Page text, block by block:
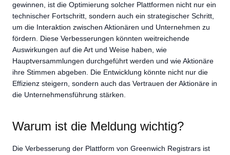
gewinnen, ist die Optimierung solcher Plattformen nicht nur ein
technischer Fortschritt, sondern auch ein strategischer Schritt,
um die Interaktion zwischen Aktionären und Unternehmen zu
fördern. Diese Verbesserungen könnten weitreichende
Auswirkungen auf die Art und Weise haben, wie
Hauptversammlungen durchgeführt werden und wie Aktionäre
ihre Stimmen abgeben. Die Entwicklung könnte nicht nur die
Effizienz steigern, sondern auch das Vertrauen der Aktionäre in
die Unternehmensführung stärken.
Warum ist die Meldung wichtig?
Die Verbesserung der Plattform von Greenwich Registrars ist